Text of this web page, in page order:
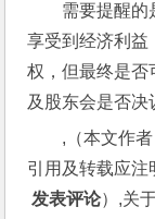
需要提醒的
享受到经济利益
权，但最终是否
及股东会是否决
,（本文作
引用及转载应注
发表评论）,关